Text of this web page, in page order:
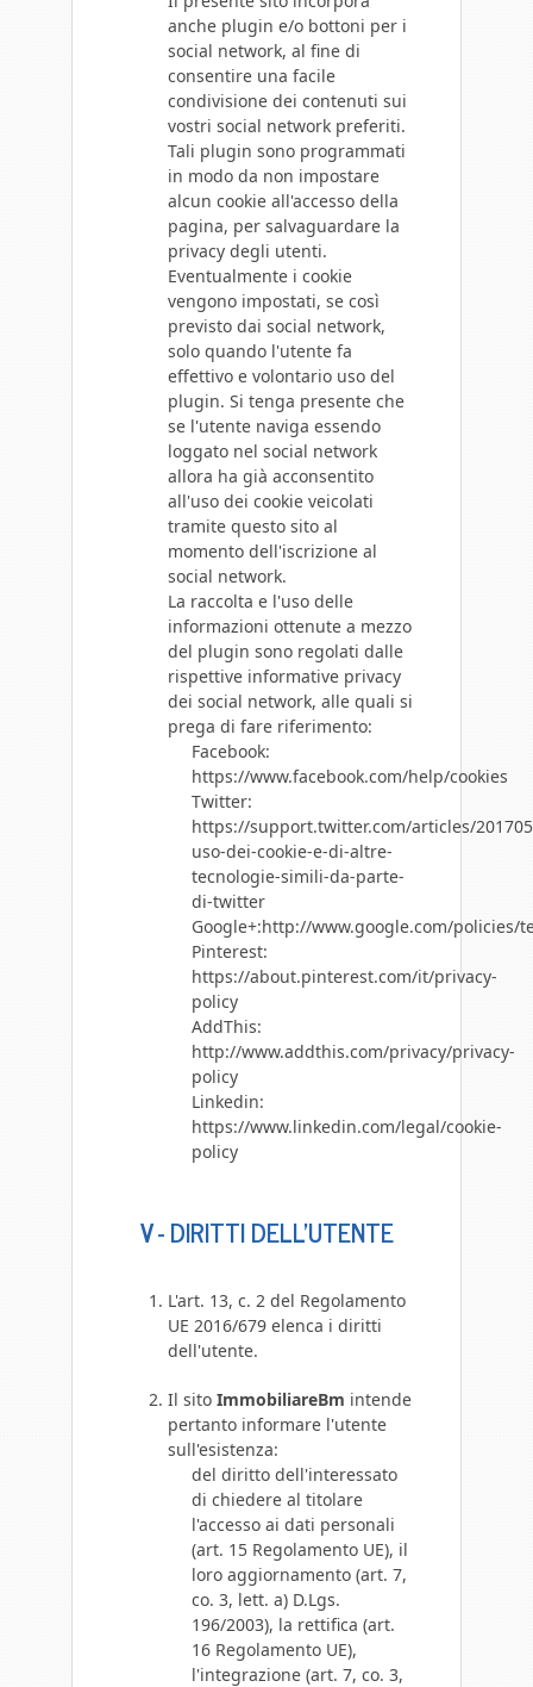
anche plugin e/o bottoni per i
social network, al fine di
consentire una facile
condivisione dei contenuti sui
vostri social network preferiti.
Tali plugin sono programmati
in modo da non impostare
alcun cookie all'accesso della
pagina, per salvaguardare la
privacy degli utenti.
Eventualmente i cookie
vengono impostati, se così
previsto dai social network,
solo quando l'utente fa
effettivo e volontario uso del
plugin. Si tenga presente che
se l'utente naviga essendo
loggato nel social network
allora ha già acconsentito
all'uso dei cookie veicolati
tramite questo sito al
momento dell'iscrizione al
social network.
La raccolta e l'uso delle
informazioni ottenute a mezzo
del plugin sono regolati dalle
rispettive informative privacy
dei social network, alle quali si
prega di fare riferimento:
Facebook:
https://www.facebook.com/help/cookies
Twitter:
https://support.twitter.com/articles/
uso-dei-cookie-e-di-altre-
tecnologie-simili-da-parte-
di-twitter
Google+:http://www.google.com/policies/
Pinterest:
https://about.pinterest.com/it/privacy-
policy
AddThis:
http://www.addthis.com/privacy/privacy-
policy
Linkedin:
https://www.linkedin.com/legal/cookie-
policy
V - DIRITTI DELL'UTENTE
L'art. 13, c. 2 del Regolamento
UE 2016/679 elenca i diritti
dell'utente.
Il sito ImmobiliareBm intende
pertanto informare l'utente
sull'esistenza:
del diritto dell'interessato
di chiedere al titolare
l'accesso ai dati personali
(art. 15 Regolamento UE), il
loro aggiornamento (art. 7,
co. 3, lett. a) D.Lgs.
196/2003), la rettifica (art.
16 Regolamento UE),
l'integrazione (art. 7, co. 3,